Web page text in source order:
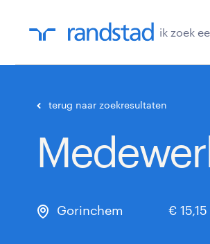
ik zoek
terug naar zoekresultaten
Gorinchem €